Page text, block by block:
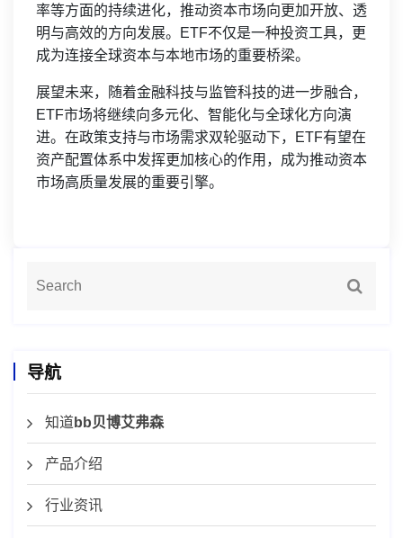
率等方面的持续进化，推动资本市场向更加开放、透
明与高效的方向发展。ETF不仅是一种投资工具，更
成为连接全球资本与本地市场的重要桥梁。
展望未来，随着金融科技与监管科技的进一步融合，
ETF市场将继续向多元化、智能化与全球化方向演
进。在政策支持与市场需求双轮驱动下，ETF有望在
资产配置体系中发挥更加核心的作用，成为推动资本
市场高质量发展的重要引擎。
导航
知道bb贝博艾弗森
产品介绍
行业资讯